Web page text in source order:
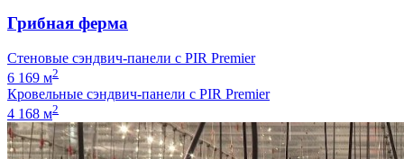
Грибная ферма
Стеновые сэндвич-панели с PIR Premier
6 169 м2
Кровельные сэндвич-панели с PIR Premier
4 168 м2